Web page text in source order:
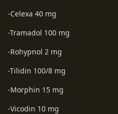
-Celexa 40 mg
-Tramadol 100 mg
-Rohypnol 2 mg
-Tilidin 100/8 mg
-Morphin 15 mg
-Vicodin 10 mg